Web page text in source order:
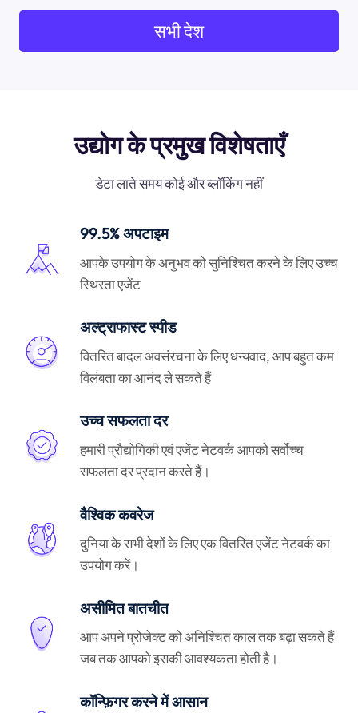
सभी देश
उद्योग के प्रमुख विशेषताएँ
डेटा लाते समय कोई और ब्लॉकिंग नहीं
99.5% अपटाइम
आपके उपयोग के अनुभव को सुनिश्चित करने के लिए उच्च
स्थिरता एजेंट
अल्ट्राफास्ट स्पीड
वितरित बादल अवसंरचना के लिए धन्यवाद, आप बहुत कम
विलंबता का आनंद ले सकते हैं
उच्च सफलता दर
हमारी प्रौद्योगिकी एवं एजेंट नेटवर्क आपको सर्वोच्च
सफलता दर प्रदान करते हैं।
वैश्विक कवरेज
दुनिया के सभी देशों के लिए एक वितरित एजेंट नेटवर्क का
उपयोग करें।
असीमित बातचीत
आप अपने प्रोजेक्ट को अनिश्चित काल तक बढ़ा सकते हैं
जब तक आपको इसकी आवश्यकता होती है।
कॉन्फ़िगर करने में आसान